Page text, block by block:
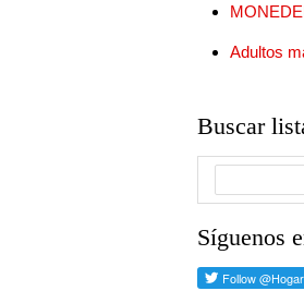
Adultos
Buscar
Síguenos